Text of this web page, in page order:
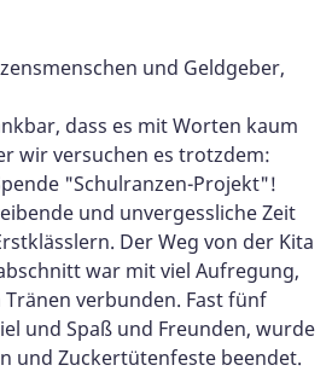
und Geldgeber,
dass es mit Worten kaum
wir versuchen es trotzdem:
"Schulranzen-Projekt"!
und unvergessliche Zeit
Der Weg von der Kita
war mit viel Aufregung,
verbunden. Fast fünf
und Spaß und Freunden, wurde
und Zuckertütenfeste beendet.